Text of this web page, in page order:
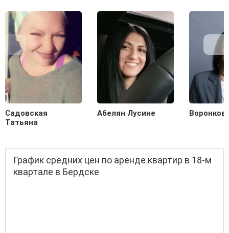
Садовская
Татьяна
Абелян Лусине
График средних цен по аренде квартир в 18-м
квартале в Бердске